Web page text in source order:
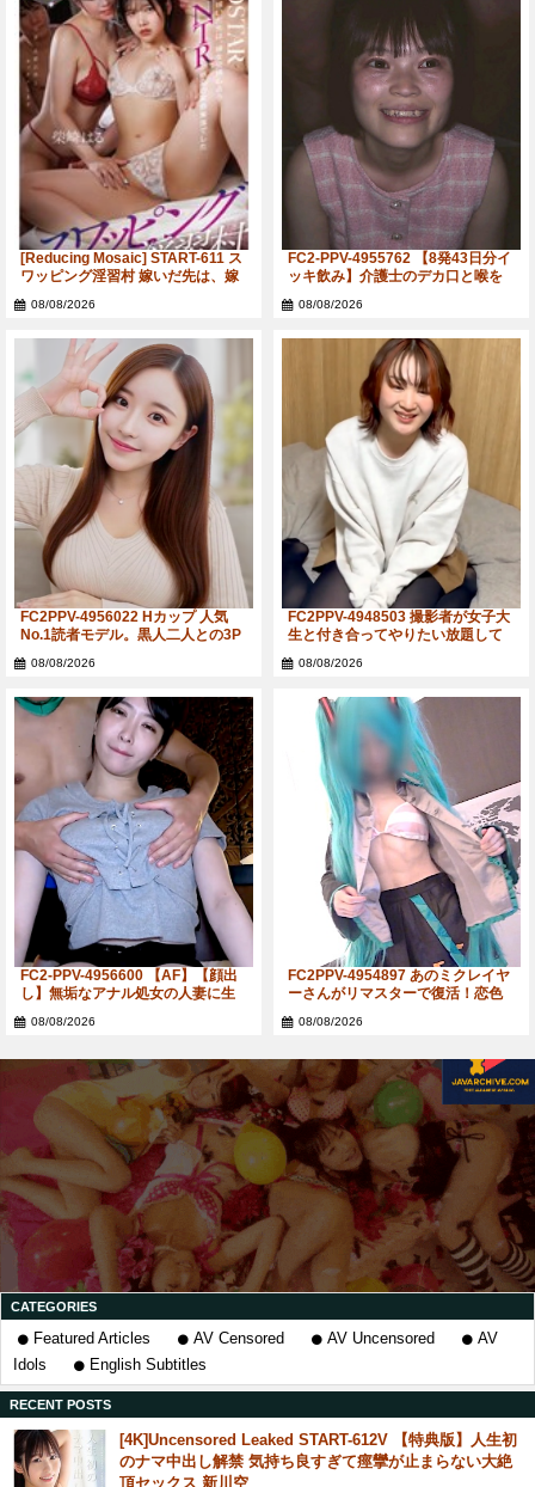
[Reducing Mosaic] START-611 ス
ワッピング淫習村 嫁いだ先は、嫁
落でした 柴崎はる
08/08/2026
FC2-PPV-4955762 【8発43日分イ
ッキ飲み】介護士のデカ口と喉を
し08/08/2026
FC2PPV-4956022 Hカップ 人気
No.1読者モデル。黒人二人との3P
コア5回射精映像
08/08/2026
FC2PPV-4948503 撮影者が女子大
生と付き合ってやりたい放題して
08/08/2026
FC2-PPV-4956600 【AF】【顔出
し】無垢なアナル処女の人妻に生
して、
08/08/2026
FC2PPV-4954897 あのミクレイヤ
ーさんがリマスターで復活！恋色
08/08/2026
CATEGORIES
Featured Articles AV Censored AV Uncensored
AV
Idols
English Subtitles
RECENT POSTS
[4K]Uncensored Leaked START-612V 【特典版】人生初
のナマ中出し解禁 気持ち良すぎて痙攣が止まらない大絶
頂セックス 新川空